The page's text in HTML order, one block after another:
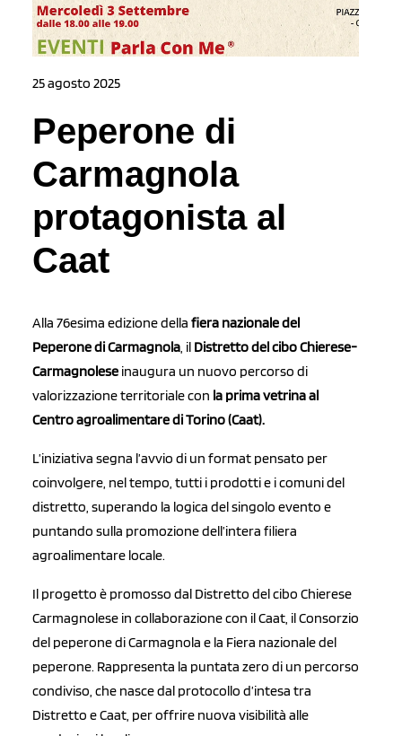
25 agosto 2025
Peperone di
Carmagnola
protagonista al
Caat
Alla 76esima edizione della fiera nazionale del
Peperone di Carmagnola , il Distretto del cibo Chierese-
Carmagnolese inaugura un nuovo percorso di
valorizzazione territoriale con la prima vetrina al
Centro agroalimentare di Torino (Caat).
L’iniziativa segna l’avvio di un format pensato per
coinvolgere, nel tempo, tutti i prodotti e i comuni del
distretto, superando la logica del singolo evento e
puntando sulla promozione dell’intera filiera
agroalimentare locale.
Il progetto è promosso dal Distretto del cibo Chierese
Carmagnolese in collaborazione con il Caat, il Consorzio
del peperone di Carmagnola e la Fiera nazionale del
peperone. Rappresenta la puntata zero di un percorso
condiviso, che nasce dal protocollo d’intesa tra
Distretto e Caat, per offrire nuova visibilità alle